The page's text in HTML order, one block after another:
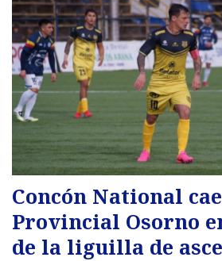
Concón National
Provincial Osorno
de la liguilla de